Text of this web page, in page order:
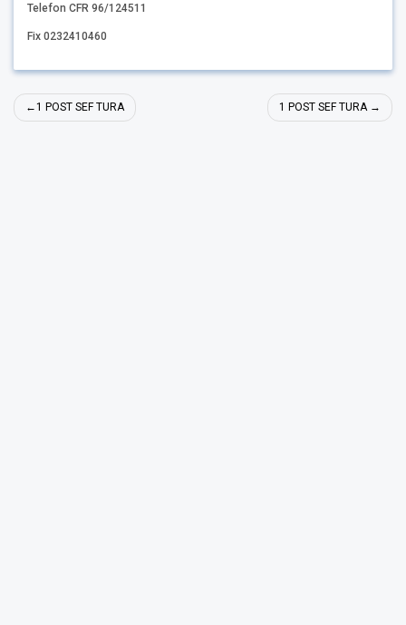
Telefon CFR 96/124511
Fix 0232410460
Navigare
în
1 POST SEF TURA 1 POST SEF TURA